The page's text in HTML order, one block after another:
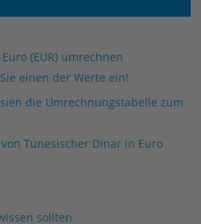
(EUR) umrechnen
einen der Werte ein!
die Umrechnungstabelle zum
Tunesischer Dinar in Euro
sollten